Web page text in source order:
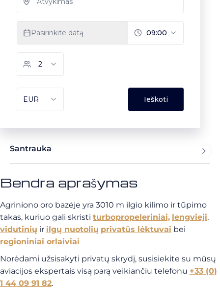
Santrauka
Bendra aprašymas
Agriniono oro bazėje yra 3010 m ilgio kilimo ir tūpimo
takas, kuriuo gali skristi turbopropeleriniai, lengvieji,
vidutinių ir ilgų nuotolių privatūs lėktuvai bei
regioniniai orlaiviai
Norėdami užsisakyti privatų skrydį, susisiekite su mūsų
aviacijos ekspertais visą parą veikiančiu telefonu +33 (0)
1 44 09 91 82.